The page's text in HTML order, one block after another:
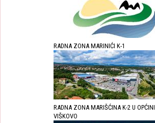
RADNA ZONA MARINIĆI K-1
RADNA ZONA MARIŠĆINA K-2 U OPĆINI
VIŠKOVO